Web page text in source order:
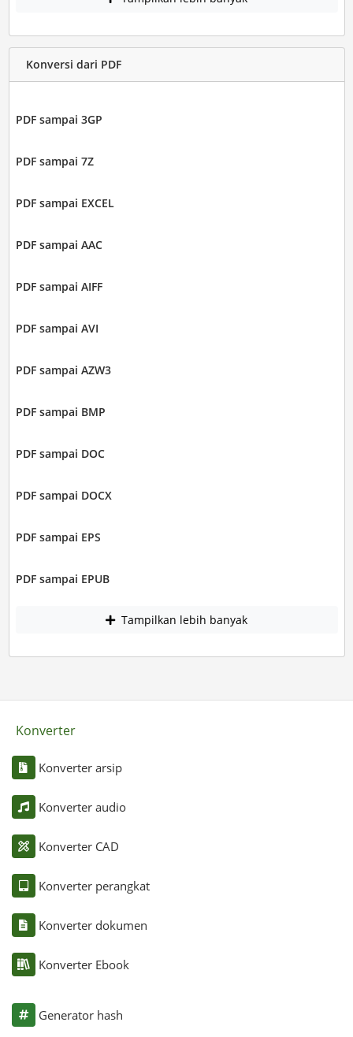
Konversi dari PDF
PDF sampai 3GP
PDF sampai 7Z
PDF sampai EXCEL
PDF sampai AAC
PDF sampai AIFF
PDF sampai AVI
PDF sampai AZW3
PDF sampai BMP
PDF sampai DOC
PDF sampai DOCX
PDF sampai EPS
PDF sampai EPUB
Tampilkan lebih banyak
Konverter
Konverter arsip
Konverter audio
Konverter CAD
Konverter perangkat
Konverter dokumen
Konverter Ebook
Generator hash